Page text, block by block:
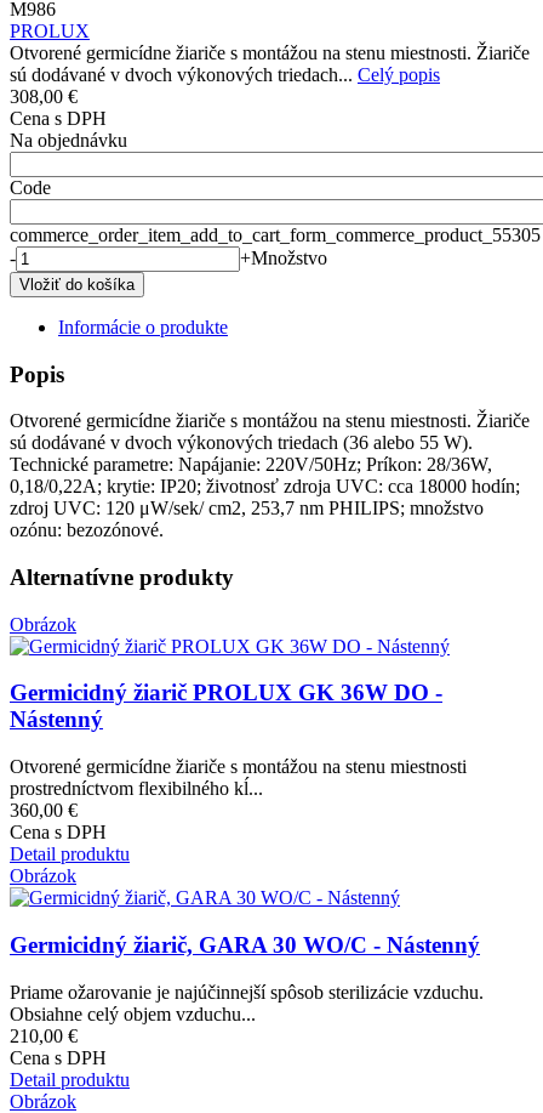
M986
PROLUX
Otvorené germicídne žiariče s montážou na stenu miestnosti. Žiariče
sú dodávané v dvoch výkonových triedach... Celý popis
308,00 €
Cena s DPH
Na objednávku
Code
commerce_order_item_add_to_cart_form_commerce_product_55305
-
+Množstvo
Informácie o produkte
Popis
Otvorené germicídne žiariče s montážou na stenu miestnosti. Žiariče
sú dodávané v dvoch výkonových triedach (36 alebo 55 W).
Technické parametre: Napájanie: 220V/50Hz; Príkon: 28/36W,
0,18/0,22A; krytie: IP20; životnosť zdroja UVC: cca 18000 hodín;
zdroj UVC: 120 μW/sek/ cm2, 253,7 nm PHILIPS; množstvo
ozónu: bezozónové.
Alternatívne produkty
Obrázok
Germicidný žiarič PROLUX GK 36W DO -
Nástenný
Otvorené germicídne žiariče s montážou na stenu miestnosti
prostredníctvom flexibilného kĺ...
360,00 €
Cena s DPH
Detail produktu
Obrázok
Germicidný žiarič, GARA 30 WO/C - Nástenný
Priame ožarovanie je najúčinnejší spôsob sterilizácie vzduchu.
Obsiahne celý objem vzduchu...
210,00 €
Cena s DPH
Detail produktu
Obrázok